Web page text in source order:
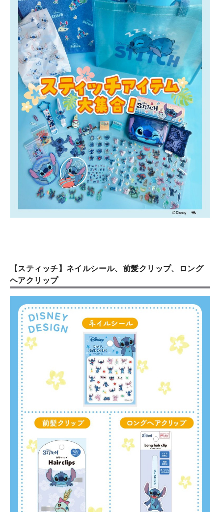
【スティッチ】ネイルシール、前髪クリップ、ロング
ヘアクリップ